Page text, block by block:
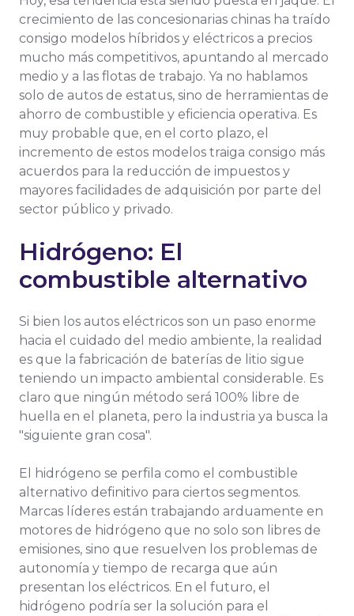
crecimiento de las concesionarias chinas ha traído
consigo modelos híbridos y eléctricos a precios
mucho más competitivos, apuntando al mercado
medio y a las flotas de trabajo. Ya no hablamos
solo de autos de estatus, sino de herramientas de
ahorro de combustible y eficiencia operativa. Es
muy probable que, en el corto plazo, el
incremento de estos modelos traiga consigo más
acuerdos para la reducción de impuestos y
mayores facilidades de adquisición por parte del
sector público y privado.
Hidrógeno: El
combustible alternativo
Si bien los autos eléctricos son un paso enorme
hacia el cuidado del medio ambiente, la realidad
es que la fabricación de baterías de litio sigue
teniendo un impacto ambiental considerable. Es
claro que ningún método será 100% libre de
huella en el planeta, pero la industria ya busca la
"siguiente gran cosa".
El hidrógeno se perfila como el combustible
alternativo definitivo para ciertos segmentos.
Marcas líderes están trabajando arduamente en
motores de hidrógeno que no solo son libres de
emisiones, sino que resuelven los problemas de
autonomía y tiempo de recarga que aún
presentan los eléctricos. En el futuro, el
hidrógeno podría ser la solución para el